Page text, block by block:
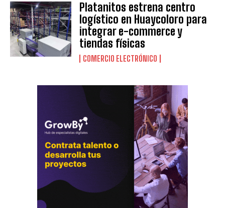
Platanitos estrena centro
logístico en Huaycoloro para
integrar e-commerce y
tiendas físicas
COMERCIO ELECTRÓNICO